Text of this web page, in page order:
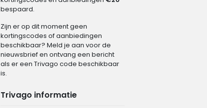
bespaard.
Zijn er op dit moment geen
kortingscodes of aanbiedingen
beschikbaar? Meld je aan voor de
nieuwsbrief en ontvang een bericht
als er een Trivago code beschikbaar
is.
Trivago informatie